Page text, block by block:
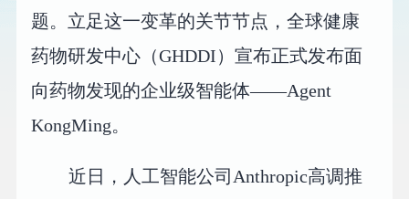
题。立足这一变革的关节节点，全球健康
药物研发中心（GHDDI）宣布正式发布面
向药物发现的企业级智能体——Agent
KongMing。
近日，人工智能公司Anthropic高调推